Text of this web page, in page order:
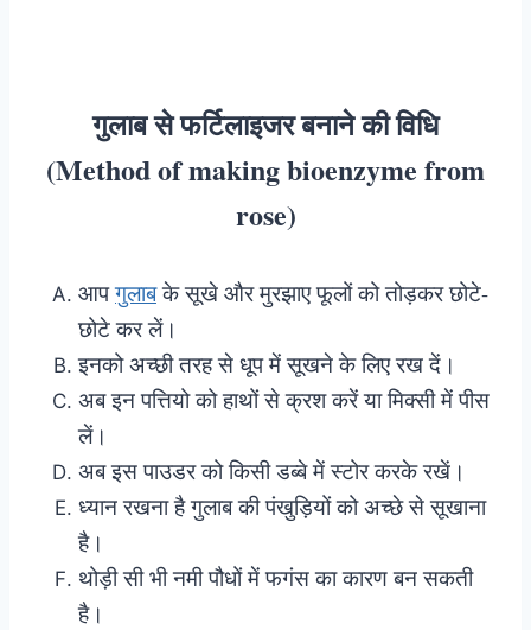
गुलाब से फर्टिलाइजर बनाने की विधि
(Method of making bioenzyme from
rose)
आपगुलाबके सूखे और मुरझाए फूलों को तोड़कर छोटे-
छोटे कर लें।
इनको अच्छी तरह से धूप में सूखने के लिए रख दें।
अब इन पत्तियो को हाथों से क्रश करें या मिक्सी में पीस
लें।
अब इस पाउडर को किसी डब्बे में स्टोर करके रखें।
ध्यान रखना है गुलाब की पंखुड़ियों को अच्छे से सूखाना
है।
थोड़ी सी भी नमी पौधों में फगंस का कारण बन सकती
है।